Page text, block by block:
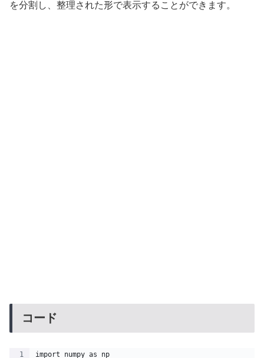
を分割し、整理された形で表示することができます。
コード
import numpy as np